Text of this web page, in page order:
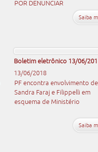
POR DENUNCIAR
Saiba
Boletim eletrônico 13/06/
13/06/2018
PF encontra envolvimento de
Sandra Faraj e Filippelli em
esquema de Ministério
Saiba